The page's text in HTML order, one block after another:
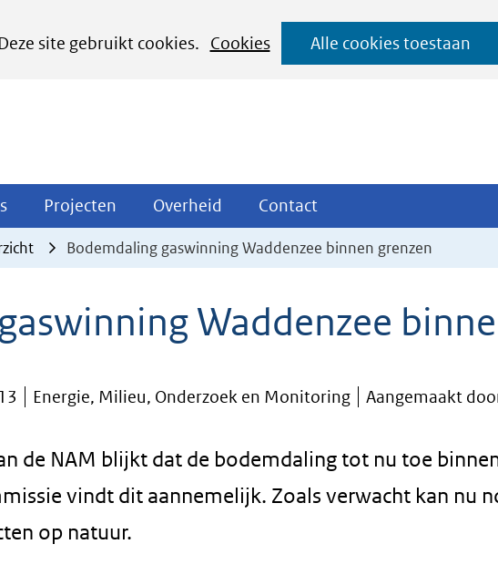
Deze site gebruikt cookies.
Cookies
Alle cookies toestaan
Ga
naar
Thema's
Uitklappen
Projecten Projecten
Uitklappen
Overheid Overheid
Uitklappen
Contact
Uitklappen
Bodemdaling gaswinning Waddenzee binnen grenzen
Waddenzee
Energie, Milieu, Onderzoek en Monitoring Aangemaakt
de NAM blijkt dat de bodemdaling tot nu toe
vindt dit aannemelijk. Zoals verwacht kan nu
op natuur.